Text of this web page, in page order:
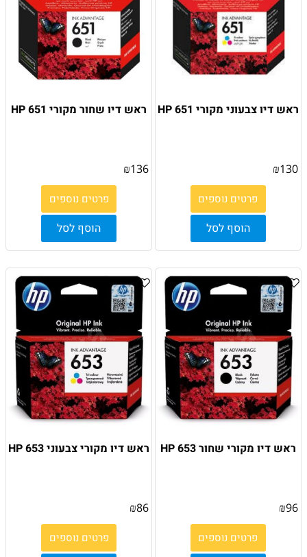
ראש דיו צבעוני מקורי HP 651
₪130
פרטים נוספים
הוסף לסל
ראש דיו שחור מקורי HP 651
₪136
פרטים נוספים
הוסף לסל
ראש דיו מקורי שחור HP 653
₪96
פרטים נוספים
ראש דיו מקורי צבעוני HP 653
₪86
פרטים נוספים